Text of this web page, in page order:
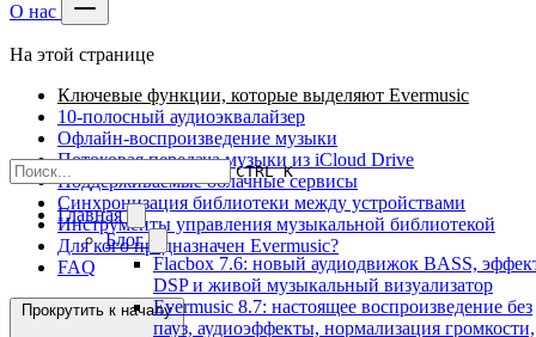
О нас
CTRL K
Главная
Блог
Flacbox 7.6: новый аудиодвижок BASS,
DSP и живой музыкальный визуализатор
Evermusic 8.7: настоящее воспроизведение без
пауз, аудиоэффекты, нормализация громкости,
На этой странице
Ключевые функции, которые выделяют Evermusic
10-полосный аудиоэквалайзер
Офлайн-воспроизведение музыки
Потоковая передача музыки из iCloud Drive
Поддерживаемые облачные сервисы
Синхронизация библиотеки между устройствами
Инструменты управления музыкальной библиотекой
Для кого предназначен Evermusic?
FAQ
Прокрутить к началу